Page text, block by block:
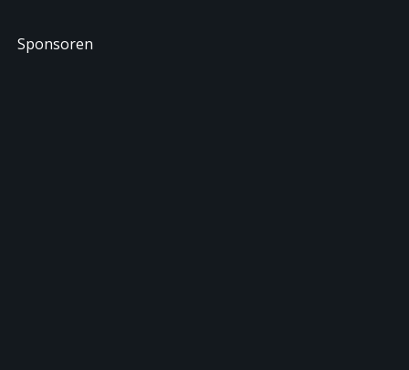
Sponsoren